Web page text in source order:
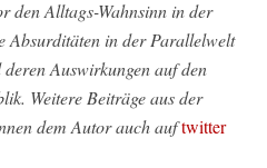
den Alltags-Wahnsinn in der
Absurditäten in der Parallelwelt
Auswirkungen auf den
Weitere Beiträge aus der
dem Autor auch auftwitter